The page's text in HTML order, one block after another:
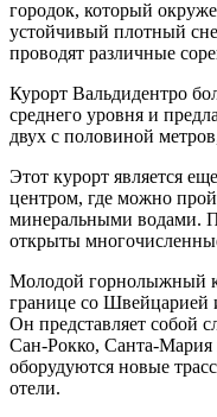
городок, который
устойчивый плотный
проводят различные
Курорт Вальдидентро
среднего уровня и
двух с половиной
Этот курорт является
центром, где можно
минеральными водами.
открыты
Молодой горнолыжный
границе со Швейцарией
Он представляет собой
Сан-Рокко, Санта-
оборудуются новые
отели.